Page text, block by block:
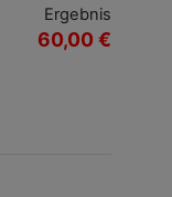
Ergebnis
60,00 €